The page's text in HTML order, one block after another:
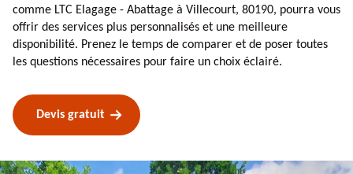
comme LTC Elagage - Abattage à Villecourt, 80190, pourra vous
offrir des services plus personnalisés et une meilleure
disponibilité. Prenez le temps de comparer et de poser toutes
les questions nécessaires pour faire un choix éclairé.
Devis gratuit